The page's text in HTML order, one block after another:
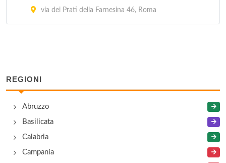
via dei Prati della Farnesina 46, Roma
REGIONI
Abruzzo
Basilicata
Calabria
Campania